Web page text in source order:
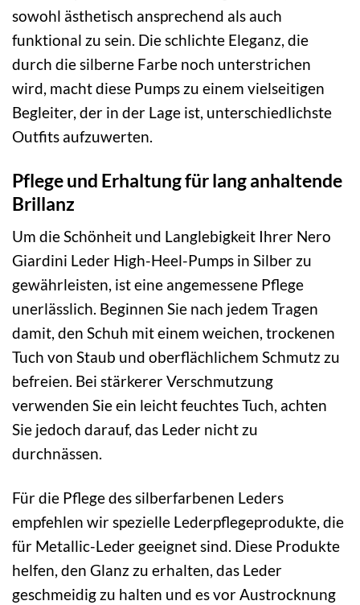
sowohl ästhetisch ansprechend als auch
funktional zu sein. Die schlichte Eleganz, die
durch die silberne Farbe noch unterstrichen
wird, macht diese Pumps zu einem vielseitigen
Begleiter, der in der Lage ist, unterschiedlichste
Outfits aufzuwerten.
Pflege und Erhaltung für lang anhaltende
Brillanz
Um die Schönheit und Langlebigkeit Ihrer Nero
Giardini Leder High-Heel-Pumps in Silber zu
gewährleisten, ist eine angemessene Pflege
unerlässlich. Beginnen Sie nach jedem Tragen
damit, den Schuh mit einem weichen, trockenen
Tuch von Staub und oberflächlichem Schmutz zu
befreien. Bei stärkerer Verschmutzung
verwenden Sie ein leicht feuchtes Tuch, achten
Sie jedoch darauf, das Leder nicht zu
durchnässen.
Für die Pflege des silberfarbenen Leders
empfehlen wir spezielle Lederpflegeprodukte, die
für Metallic-Leder geeignet sind. Diese Produkte
helfen, den Glanz zu erhalten, das Leder
geschmeidig zu halten und es vor Austrocknung